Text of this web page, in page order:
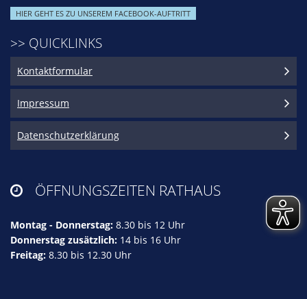
HIER GEHT ES ZU UNSEREM FACEBOOK-AUFTRITT
>> QUICKLINKS
Kontaktformular
Impressum
Datenschutzerklärung
 ÖFFNUNGSZEITEN RATHAUS
Montag - Donnerstag: 8.30 bis 12 Uhr
Donnerstag zusätzlich: 14 bis 16 Uhr
Freitag: 8.30 bis 12.30 Uhr